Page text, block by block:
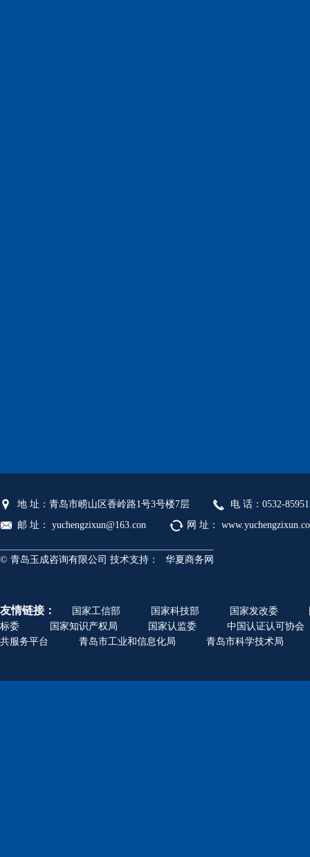
地 址：青岛市崂山区香岭路1号3号楼7层
电 话：0532-
邮 址： yuchengzixun@163.con
网 址：
© 青岛玉成咨询有限公司 技术支持： 华夏商务网
友情链接： 国家工信部 国家科技部 国家发改委
标委
国家知识产权局 国家认监委
中国认证认可协会
共服务平台
青岛市工业和信息化局 青岛市科学技术局